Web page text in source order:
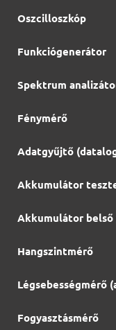
Oszcilloszkóp
Funkciógenerátor
Spektrum
Fénymérő
Adatgyűjtő
Akkumulátor
Akkumulátor
Hangszintmérő
Légsebességmérő
Fogyasztásmérő